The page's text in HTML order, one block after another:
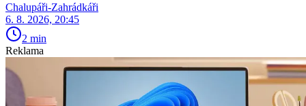
Chalupáři-Zahrádkáři
6. 8. 2026, 20:45
2 min
Reklama